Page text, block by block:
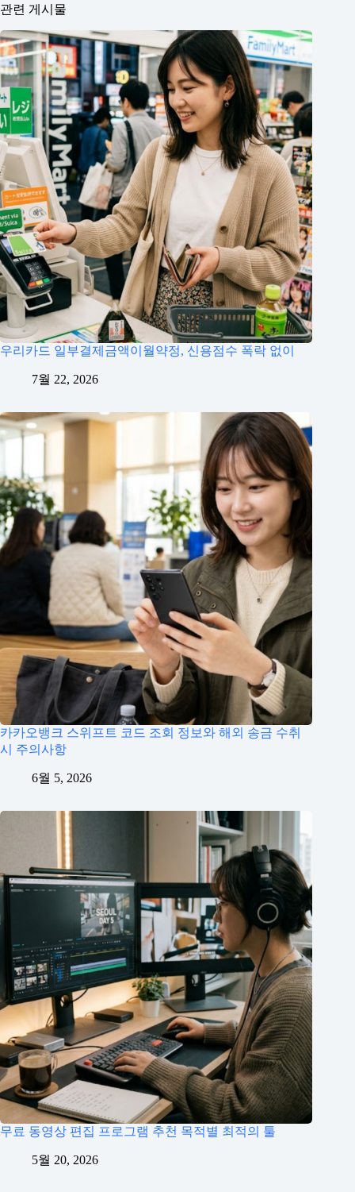
관련 게시물
우리카드 일부결제금액이월약정, 신용점수 폭락 없이
7월 22, 2026
카카오뱅크 스위프트 코드 조회 정보와 해외 송금 수취
시 주의사항
6월 5, 2026
무료 동영상 편집 프로그램 추천 목적별 최적의 툴
5월 20, 2026